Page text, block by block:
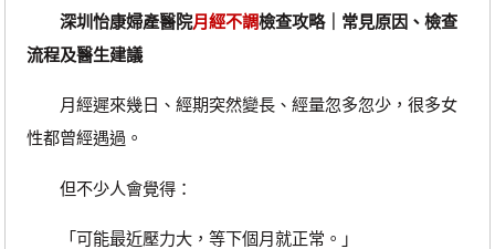
深圳怡康婦產醫院月經不調檢查攻略｜常見原因、檢查
流程及醫生建議
月經遲來幾日、經期突然變長、經量忽多忽少，很多女
性都曾經遇過。
但不少人會覺得：
「可能最近壓力大，等下個月就正常。」